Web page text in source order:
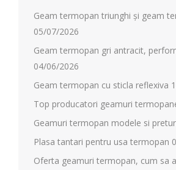
Geam termopan triunghi și geam
05/07/2026
Geam termopan gri antracit,
04/06/2026
Geam termopan cu sticla reflexiva
Top producatori geamuri
Geamuri termopan modele si
Plasa tantari pentru usa termopan
Oferta geamuri termopan, cum sa